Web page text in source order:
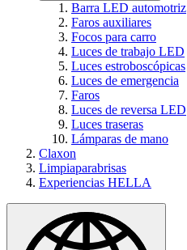
Barra LED automotriz
Faros auxiliares
Focos para carro
Luces de trabajo LED
Luces estroboscópicas
Luces de emergencia
Faros
Luces de reversa LED
Luces traseras
Lámparas de mano
Claxon
Limpiaparabrisas
Experiencias HELLA